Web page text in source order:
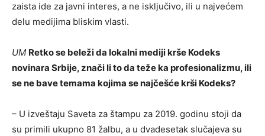
zaista ide za javni interes, a ne isključivo, ili u najvećem
delu medijima bliskim vlasti.
UM Retko se beleži da lokalni mediji krše Kodeks
novinara Srbije, znači li to da teže ka profesionalizmu, ili
se ne bave temama kojima se najčešće krši Kodeks?
– U izveštaju Saveta za štampu za 2019. godinu stoji da
su primili ukupno 81 žalbu, a u dvadesetak slučajeva su